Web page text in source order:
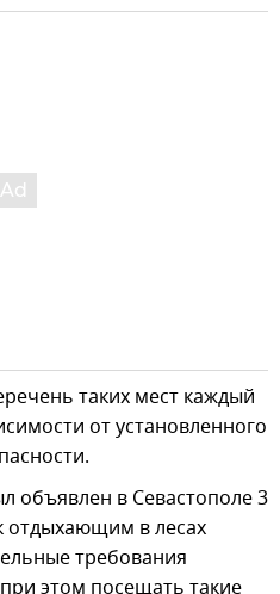
таких мест каждый
от установленного
объявлен в Севастополе 3
отдыхающим в лесах
требования
этом посещать такие